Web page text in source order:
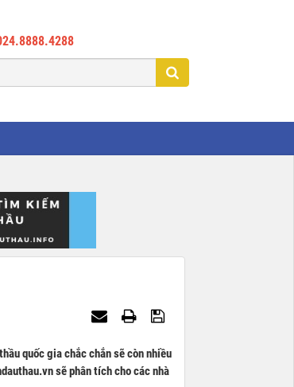
quốc gia chắc chắn sẽ còn nhiều
sẽ phân tích cho các nhà